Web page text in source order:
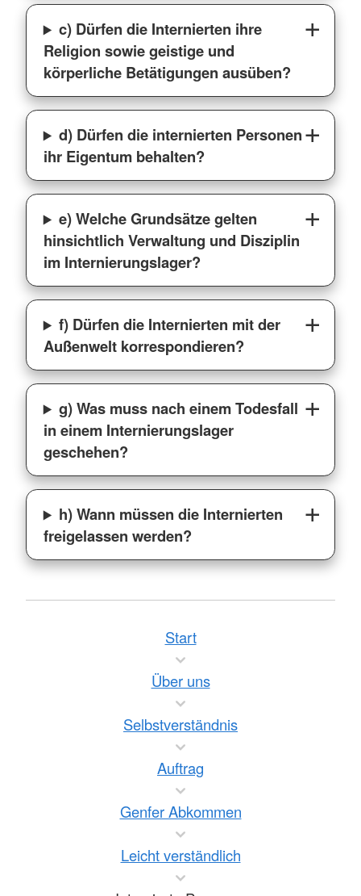
c) Dürfen die Internierten ihre
Religion sowie geistige und
körperliche Betätigungen ausüben?
d) Dürfen die internierten Personen
ihr Eigentum behalten?
e) Welche Grundsätze gelten
hinsichtlich Verwaltung und Disziplin
im Internierungslager?
f) Dürfen die Internierten mit der
Außenwelt korrespondieren?
g) Was muss nach einem Todesfall
in einem Internierungslager
geschehen?
h) Wann müssen die Internierten
freigelassen werden?
Start
Über uns
Selbstverständnis
Auftrag
Genfer Abkommen
Leicht verständlich